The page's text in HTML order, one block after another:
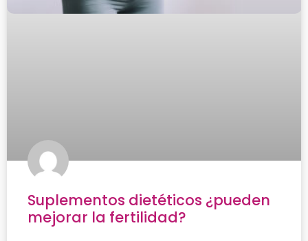
Suplementos dietéticos ¿pueden
mejorar la fertilidad?